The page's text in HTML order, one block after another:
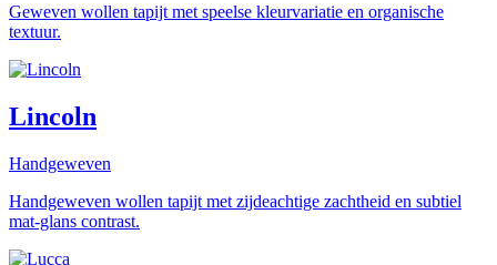
Geweven wollen tapijt met speelse kleurvariatie en organische
textuur.
Lincoln
Handgeweven
Handgeweven wollen tapijt met zijdeachtige zachtheid en subtiel
mat-glans contrast.